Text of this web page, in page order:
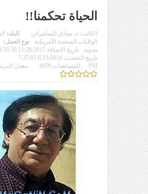
الحياة تحكمنا!!
الكاتب: د. صادق السامرائي البلد:
الولايات المتحدة الأمريكية
نوع العمل:
مدونة
تاريخ الاضافة 11/26/2017 8:56:50 PM
تاريخ التحديث 6/18/2018 7:27:03
PM
المشاهدات 4859 معدل